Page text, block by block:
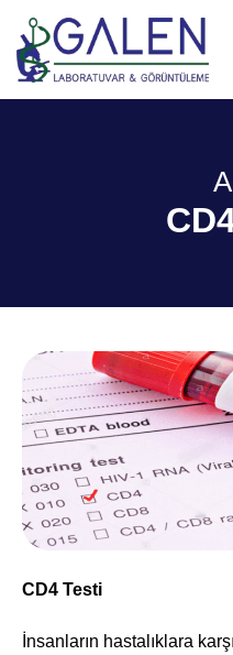
CD4 Testi
İnsanların hastalıklara